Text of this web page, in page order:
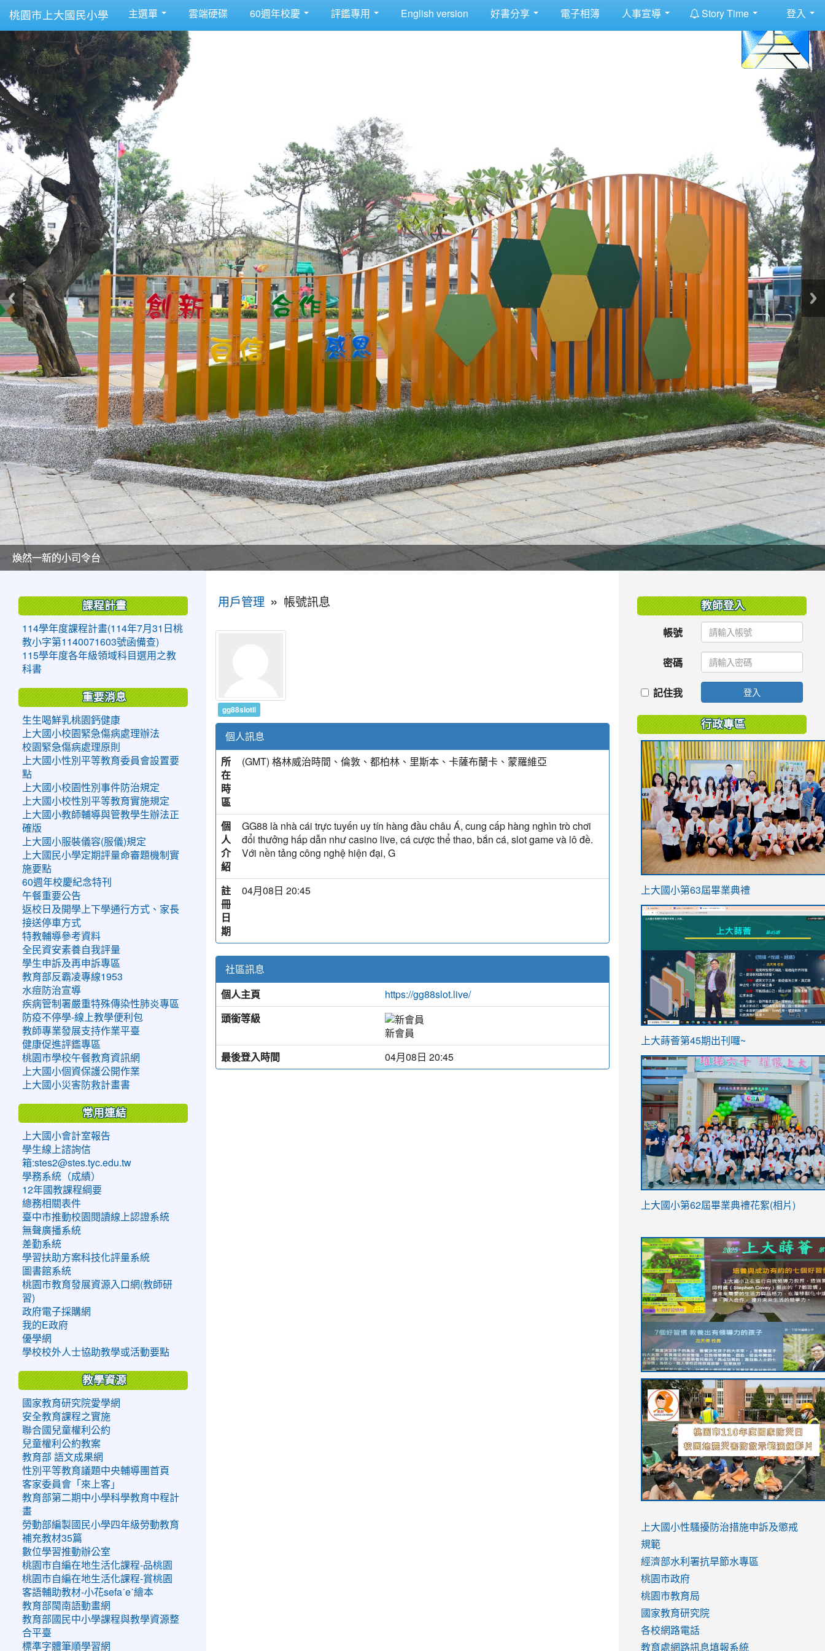
桃園市上大國民小學 主選單 雲端硬碟 60週年校慶 評鑑專用 English version 好書分享 電子相簿 人事宣導 Story Time 登入
美麗的操場是我們活力的來源
美麗的操場是我們活力的來源
煥然一新的小司令台
煥然一新的小司令台
富含桃園埤塘田園風光意象的中廊
富含桃園埤塘田園風光意象的中廊
嶄新的中庭廣場
嶄新的中庭廣場
水生池生生不息
水生池生生不息
用戶管理 » 帳號訊息
gg88slotli
個人訊息
所
在
時
區
(GMT) 格林威治時間、倫敦、都柏林、里斯本、卡薩布蘭卡、蒙羅維亞
個
人
介
紹
GG88 là nhà cái trực tuyến uy tín hàng đầu châu Á, cung cấp hàng nghìn trò chơi
đổi thưởng hấp dẫn như casino live, cá cược thể thao, bắn cá, slot game và lô đề.
Với nền tảng công nghệ hiện đại, G
註
冊
日
期
04月08日 20:45
社區訊息
個人主頁
https://gg88slot.live/
頭銜等級
新會員
最後登入時間
04月08日 20:45
課程計畫
114學年度課程計畫(114年7月31日桃
教小字第1140071603號函備查)
115學年度各年級領域科目選用之教
科書
重要消息
生生喝鮮乳桃園鈣健康
上大國小校園緊急傷病處理辦法
校園緊急傷病處理原則
上大國小性別平等教育委員會設置要
點
上大國小校園性別事件防治規定
上大國小校性別平等教育實施規定
上大國小教師輔導與管教學生辦法正
確版
上大國小服裝儀容(服儀)規定
上大國民小學定期評量命審題機制實
施要點
60週年校慶紀念特刊
午餐重要公告
返校日及開學上下學通行方式、家長
接送停車方式
特教輔導參考資料
全民資安素養自我評量
學生申訴及再申訴專區
教育部反霸凌專線1953
水痘防治宣導
疾病管制署嚴重特殊傳染性肺炎專區
防疫不停學-線上教學便利包
教師專業發展支持作業平臺
健康促進評鑑專區
桃園市學校午餐教育資訊網
上大國小個資保護公開作業
上大國小災害防救計畫書
常用連結
上大國小會計室報告
學生線上諮詢信
箱:stes2@stes.tyc.edu.tw
學務系統（成績）
12年國教課程綱要
總務相關表件
臺中市推動校園閱讀線上認證系統
無聲廣播系統
差勤系統
學習扶助方案科技化評量系統
圖書館系統
桃園市教育發展資源入口網(教師研
習)
政府電子採購網
我的E政府
優學網
學校校外人士協助教學或活動要點
教學資源
國家教育研究院愛學網
安全教育課程之實施
聯合國兒童權利公約
兒童權利公約教案
教育部 語文成果網
性別平等教育議題中央輔導團首頁
客家委員會「來上客」
教育部第二期中小學科學教育中程計
畫
勞動部編製國民小學四年級勞動教育
補充教材35篇
數位學習推動辦公室
桃園市自編在地生活化課程-品桃園
桃園市自編在地生活化課程-賞桃園
客語輔助教材-小花sefaˊeˋ繪本
教育部閩南語動畫網
教育部國民中小學課程與教學資源整
合平臺
標準字體筆順學習網
教師登入
帳號
密碼
記住我 登入
行政專區
link
https://sites.google.com/stes.tyc.edu.tw/
上大國小第63屆畢業典禮
link
ink
https://sites.google.com/stes.tyc.edu.tw/
link
https://sites.google.com/stes.tyc.edu.tw/
上大蒔薈第45期出刊囉~
link
YfDQppRvyMk686kIw6SBbssEIZ6WnT/
usp=sharing
上大國小第62屆畢業典禮花絮(相片)
to
https://drive.google.com/file/d/1I-
YfDQppRvyMk686kIw6SBbssEIZ6WnT/
usp=sharing
to
https://sites.google.com/stes.tyc.edu.tw/
link
to
https://sites.google.com/stes.tyc.edu.tw/
link
to
https://drive.google.com/file/d/
usp=sharing
link
to
https://youtu.be/jJOMVWY3-
8M
link
to
https://drive.google.com/file/d/
usp=sharing
to
https://www.youtube.com/watch?
v=hC_gdZndU9s
to
https://www.youtube.com/watch?
v=hC_gdZndU9s
link
to
https://www.youtube.com/watch?
v=mfpNykQ0g4M
上大國小性騷擾防治措施申訴及懲戒
規範
經濟部水利署抗旱節水專區
桃園市政府
桃園市教育局
國家教育研究院
各校網路電話
教育處網路訊息填報系統